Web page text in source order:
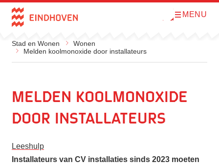
Direct naar de inhoud
O
MENU
Stad en Wonen
Wonen
Melden koolmonoxide door installateurs
Melden koolmonoxide
door installateurs
Leeshulp
Installateurs van CV installaties sinds 2023 moeten